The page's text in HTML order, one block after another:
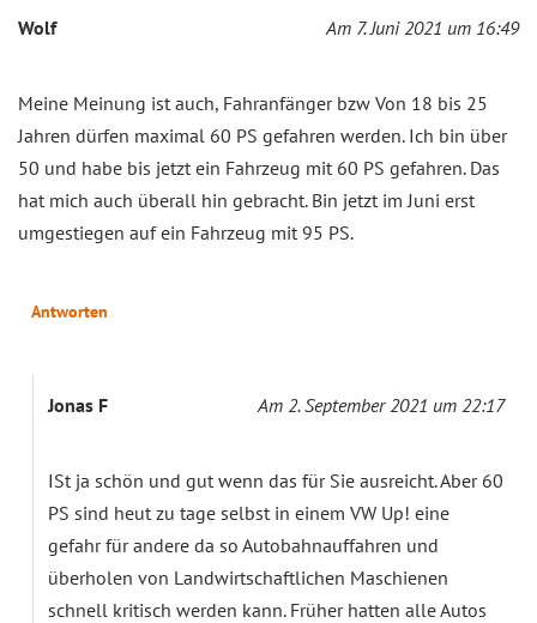
Wolf Am 7. Juni 2021 um 16:49
Meine Meinung ist auch, Fahranfänger bzw Von 18 bis 25
Jahren dürfen maximal 60 PS gefahren werden. Ich bin über
50 und habe bis jetzt ein Fahrzeug mit 60 PS gefahren. Das
hat mich auch überall hin gebracht. Bin jetzt im Juni erst
umgestiegen auf ein Fahrzeug mit 95 PS.
Antworten
Jonas F Am 2. September 2021 um 22:17
ISt ja schön und gut wenn das für Sie ausreicht. Aber 60
PS sind heut zu tage selbst in einem VW Up! eine
gefahr für andere da so Autobahnauffahren und
überholen von Landwirtschaftlichen Maschienen
schnell kritisch werden kann. Früher hatten alle Autos